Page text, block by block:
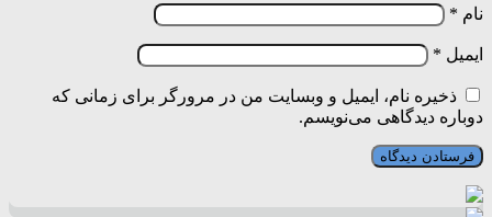
نام *
ایمیل *
ذخیره نام، ایمیل و وبسایت من در مرورگر برای زمانی که
دوباره دیدگاهی می‌نویسم.